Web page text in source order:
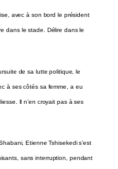
avec à son bord le président
dans le stade. Délire dans le
de sa lutte politique, le
à ses côtés sa femme, a eu
Il n’en croyait pas à ses
Etienne Tshisekedi s’est
sans interruption, pendant